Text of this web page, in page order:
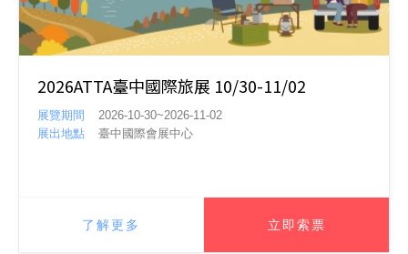
2026ATTA臺中國際旅展 10/30-11/02
展覽期間
2026-10-30~2026-11-02
展出地點
臺中國際會展中心
了解更多 立即索票